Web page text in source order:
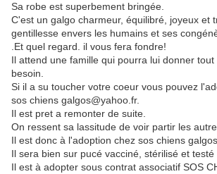
Sa robe est superbement bringée.
C'est un galgo charmeur, équilibré, joyeux et
gentillesse envers les humains et ses
.Et quel regard. il vous fera fondre!
Il attend une famille qui pourra lui donner
besoin.
Si il a su toucher votre coeur vous pouvez
sos chiens galgos@yahoo.fr.
Il est pret a remonter de suite.
On ressent sa lassitude de voir partir les
Il est donc à l'adoption chez sos chiens galgos
Il sera bien sur pucé vacciné, stérilisé et
Il est à adopter sous contrat associatif SOS